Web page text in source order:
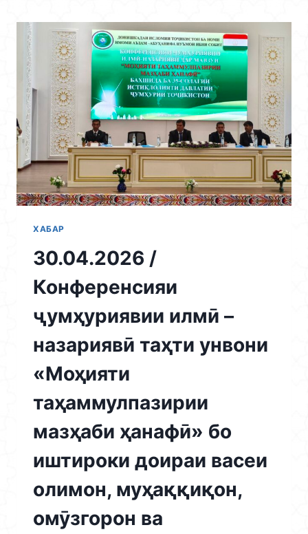
content
ХАБАР
30.04.2026 /
Конференсияи
ҷумҳуриявии илмӣ –
назариявӣ таҳти унвони
«Моҳияти
таҳаммулпазирии
мазҳаби ҳанафӣ» бо
иштироки доираи васеи
олимон, муҳаққиқон,
омӯзгорон ва